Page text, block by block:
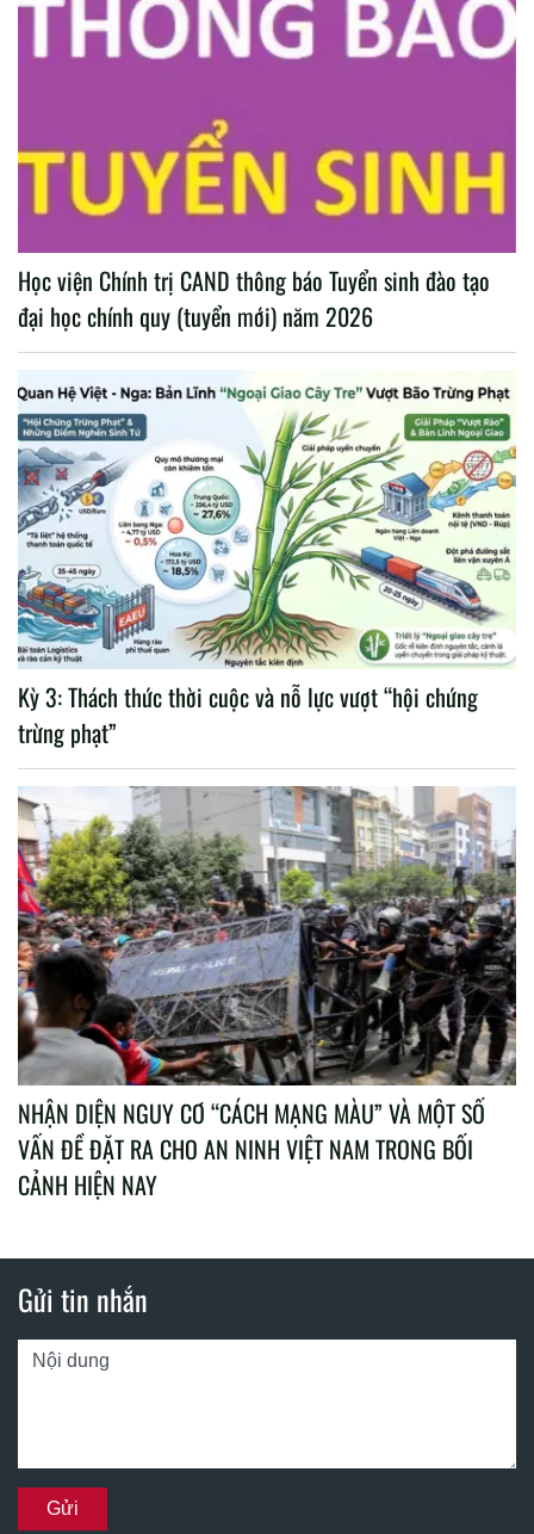
Học viện Chính trị CAND thông báo Tuyển sinh đào tạo
đại học chính quy (tuyển mới) năm 2026
Kỳ 3: Thách thức thời cuộc và nỗ lực vượt “hội chứng
trừng phạt”
NHẬN DIỆN NGUY CƠ “CÁCH MẠNG MÀU” VÀ MỘT SỐ
VẤN ĐỀ ĐẶT RA CHO AN NINH VIỆT NAM TRONG BỐI
CẢNH HIỆN NAY
Gửi tin nhắn